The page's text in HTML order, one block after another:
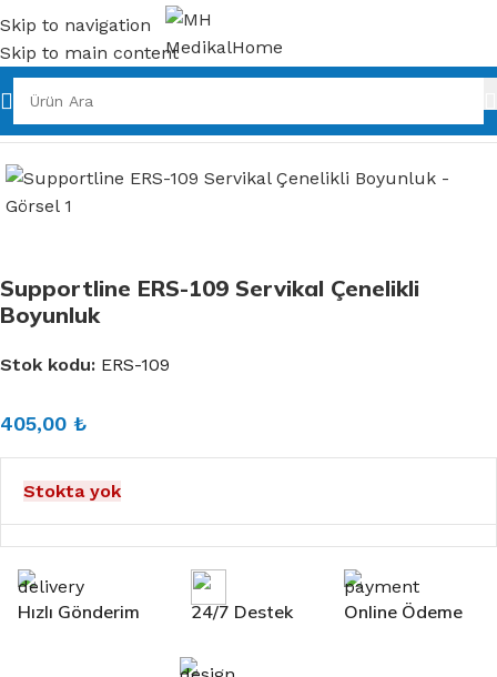
Skip to navigation
Skip to main content
Ana Sayfa
Supportline ERS-109 Servikal Çenelikli
Boyunluk
Stok kodu: ERS-109
405,00 ₺
Stokta yok
Hızlı Gönderim 24/7 Destek Online Ödeme